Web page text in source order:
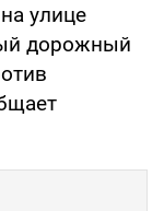
улице
дорожный